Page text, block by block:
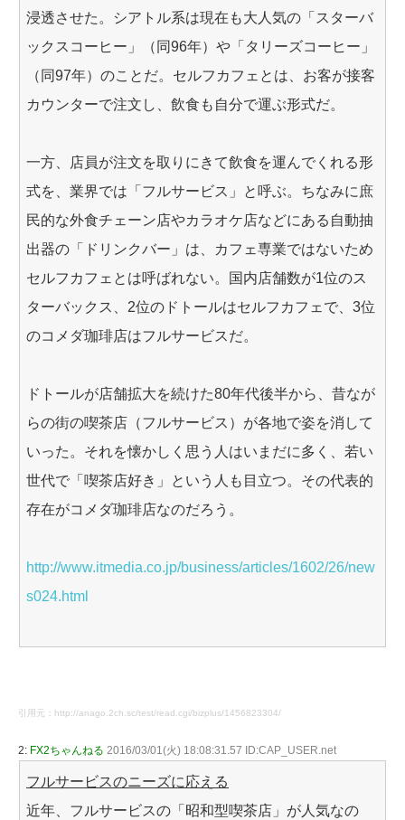
浸透させた。シアトル系は現在も大人気の「スターバ
ックスコーヒー」（同96年）や「タリーズコーヒー」
（同97年）のことだ。セルフカフェとは、お客が接客
カウンターで注文し、飲食も自分で運ぶ形式だ。
一方、店員が注文を取りにきて飲食を運んでくれる形
式を、業界では「フルサービス」と呼ぶ。ちなみに庶
民的な外食チェーン店やカラオケ店などにある自動抽
出器の「ドリンクバー」は、カフェ専業ではないため
セルフカフェとは呼ばれない。国内店舗数が1位のス
ターバックス、2位のドトールはセルフカフェで、3位
のコメダ珈琲店はフルサービスだ。
ドトールが店舗拡大を続けた80年代後半から、昔なが
らの街の喫茶店（フルサービス）が各地で姿を消して
いった。それを懐かしく思う人はいまだに多く、若い
世代で「喫茶店好き」という人も目立つ。その代表的
存在がコメダ珈琲店なのだろう。
http://www.itmedia.co.jp/business/articles/1602/26/new
s024.html
引用元：http://anago.2ch.sc/test/read.cgi/bizplus/1456823304/
2: FX2ちゃんねる 2016/03/01(火) 18:08:31.57 ID:CAP_USER.net
フルサービスのニーズに応える
近年、フルサービスの「昭和型喫茶店」が人気なの